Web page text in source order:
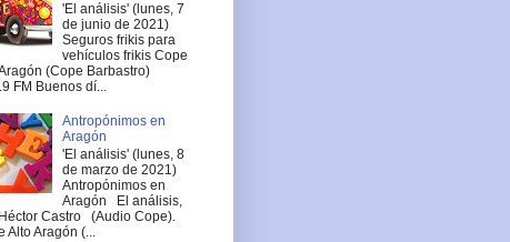
'El análisis' (lunes, 7
de junio de 2021)
Seguros frikis para
vehículos frikis Cope
(Cope Barbastro)
FM Buenos dí...
Antropónimos en
Aragón
'El análisis' (lunes, 8
de marzo de 2021)
Antropónimos en
Aragón El análisis,
Castro (Audio Cope).
Alto Aragón (...